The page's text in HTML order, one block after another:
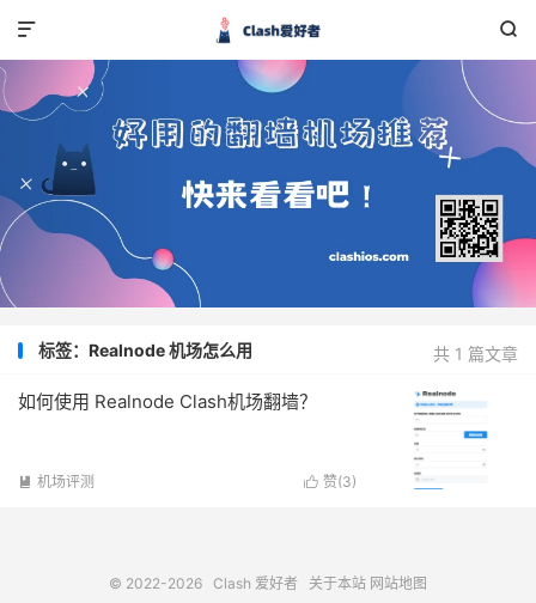


共 1 篇文章
标签：Realnode 机场怎么用
如何使用 Realnode Clash机场翻墙？
 赞(3)
 机场评测
© 2022-2026 Clash 爱好者 关于本站 网站地图